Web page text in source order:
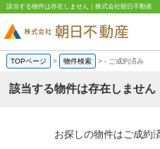
該当する物件は存在しません｜株式会社朝日不動産
TOPページ > 物件検索 >- ご成約済み
該当する物件は存在しません
お探しの物件はご成約